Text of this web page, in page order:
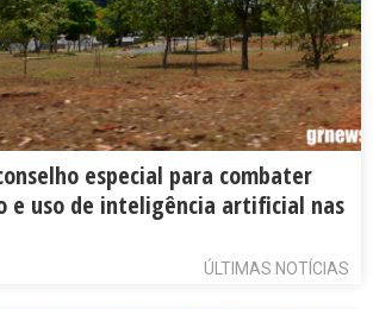
especial para combater
e uso de inteligência artificial nas
ÚLTIMAS NOTÍCIAS